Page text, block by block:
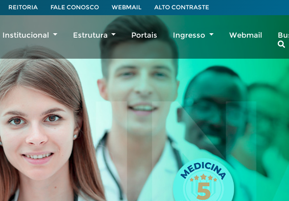
Institucional Estrutura Portais Ingresso Webmail
REITORIA FALE CONOSCO WEBMAIL ALTO CONTRASTE